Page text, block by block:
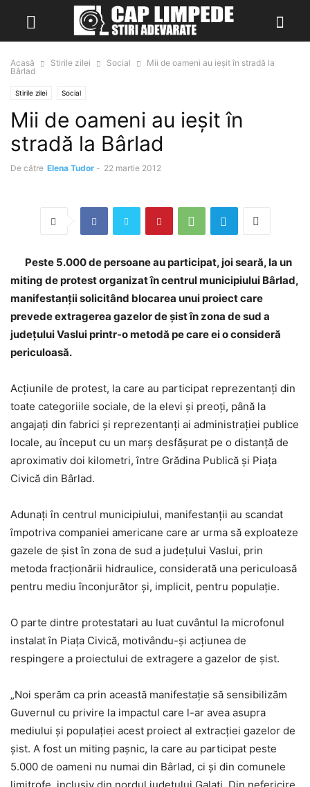
Acasă Stirile zilei Social
Mii de oameni au ieșit în stradă la
Bârlad
Stirile zilei Social
Mii de oameni au ieșit în
stradă la Bârlad
De către Elena Tudor - 22 martie 2012
Peste 5.000 de persoane au participat, joi seară, la un
miting de protest organizat în centrul municipiului Bârlad,
manifestanţii solicitând blocarea unui proiect care
prevede extragerea gazelor de şist în zona de sud a
judeţului Vaslui printr-o metodă pe care ei o consideră
periculoasă.
Acţiunile de protest, la care au participat reprezentanţi din
toate categoriile sociale, de la elevi şi preoţi, până la
angajaţi din fabrici şi reprezentanţi ai administraţiei publice
locale, au început cu un marş desfăşurat pe o distanţă de
aproximativ doi kilometri, între Grădina Publică şi Piaţa
Civică din Bârlad.
Adunaţi în centrul municipiului, manifestanţii au scandat
împotriva companiei americane care ar urma să exploateze
gazele de şist în zona de sud a judeţului Vaslui, prin
metoda fracţionării hidraulice, considerată una periculoasă
pentru mediu înconjurător şi, implicit, pentru populaţie.
O parte dintre protestatari au luat cuvântul la microfonul
instalat în Piaţa Civică, motivându-şi acţiunea de
respingere a proiectului de extragere a gazelor de şist.
„Noi sperăm ca prin această manifestaţie să sensibilizăm
Guvernul cu privire la impactul care l-ar avea asupra
mediului şi populaţiei acest proiect al extracţiei gazelor de
şist. A fost un miting paşnic, la care au participat peste
5.000 de oameni nu numai din Bârlad, ci şi din comunele